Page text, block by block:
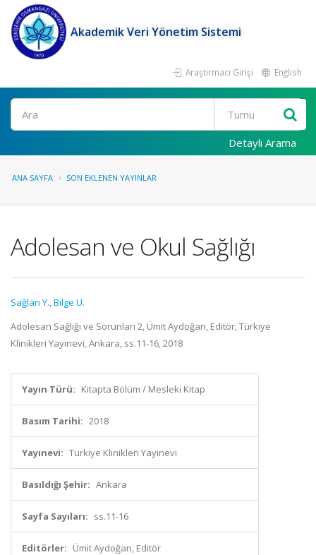
Akademik Veri Yönetim Sistemi
Araştırmacı Girişi English
Ara
Detaylı Arama
ANA SAYFA SON EKLENEN YAYINLAR
Adolesan ve Okul Sağlığı
Sağlan Y.,Bilge U.
Adolesan Sağlığı ve Sorunları 2, Ümit Aydoğan, Editör, Türkiye
Klinikleri Yayınevi, Ankara, ss.11-16, 2018
Yayın Türü: Kitapta Bölüm / Mesleki Kitap
Basım Tarihi: 2018
Yayınevi: Türkiye Klinikleri Yayınevi
Basıldığı Şehir: Ankara
Sayfa Sayıları: ss.11-16
Editörler: Ümit Aydoğan, Editör